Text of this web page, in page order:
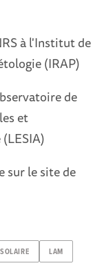
à l'Institut de
(IRAP)
de
et
sur le site de
LAM